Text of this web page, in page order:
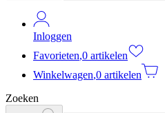
Inloggen
Favorieten,0 artikelen
Winkelwagen,0 artikelen
Zoeken